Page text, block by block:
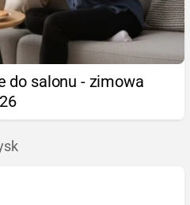
do salonu - zimowa